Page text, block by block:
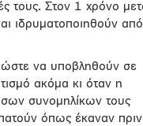
τους. Στον 1 χρόνο
ιδρυματοποιηθούν από
ώστε να υποβληθούν σε
ακόμα κι όταν η
συνομηλίκων τους
όπως έκαναν πριν